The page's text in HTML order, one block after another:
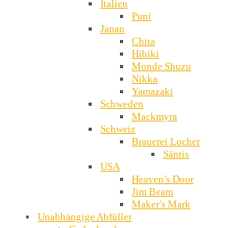
Italien
Puni
Japan
Chita
Hibiki
Monde Shuzu
Nikka
Yamazaki
Schweden
Mackmyra
Schweiz
Brauerei Locher
Säntis
USA
Heaven’s Door
Jim Beam
Maker’s Mark
Unabhängige Abfüller